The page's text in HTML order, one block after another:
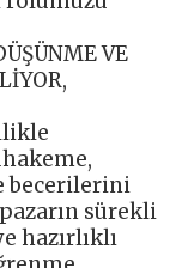
VE
becerilerini
sürekli
hazırlıklı